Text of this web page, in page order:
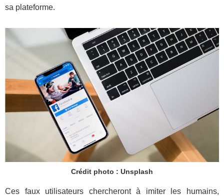
sa plateforme.
Crédit photo : Unsplash
Ces faux utilisateurs chercheront à imiter les humains,